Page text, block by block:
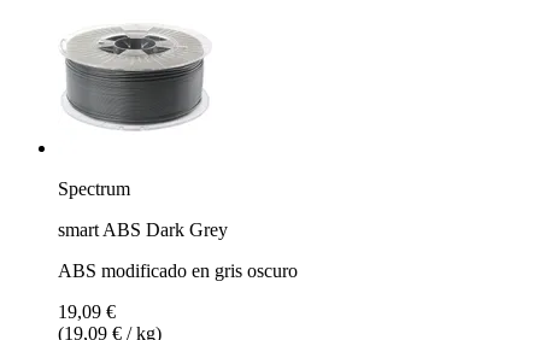
Spectrum
smart ABS Dark Grey
ABS modificado en gris oscuro
19,09 €
(19,09 € / kg)